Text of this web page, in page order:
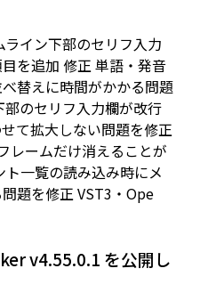
イン下部のセリフ入力
を追加 修正 単語・発音
替えに時間がかかる問題
のセリフ入力欄が改行
て拡大しない問題を修正
レームだけ消えることが
一覧の読み込み時にメ
題を修正 VST3・Ope
v4.55.0.1 を公開し